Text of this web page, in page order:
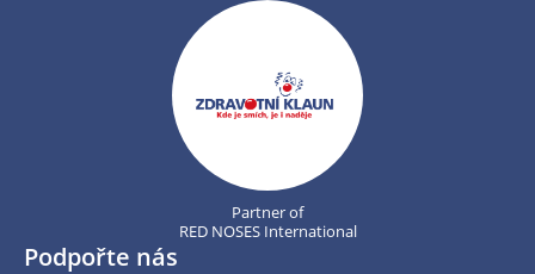
Partner of
RED NOSES International
Podpořte nás